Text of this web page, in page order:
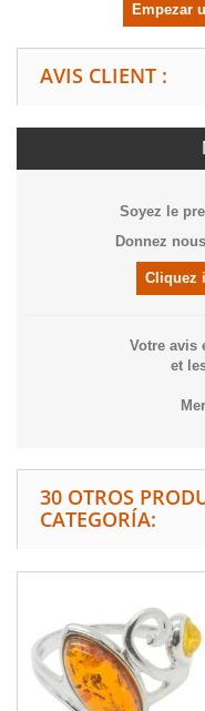
Empezar
AVIS CLIENT :
Soyez le
Donnez
Cliquez
Votre avis
et
30 OTROS
CATEGORÍA: